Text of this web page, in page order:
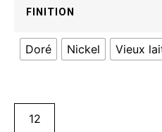
FINITION
Doré Nickel Vieux